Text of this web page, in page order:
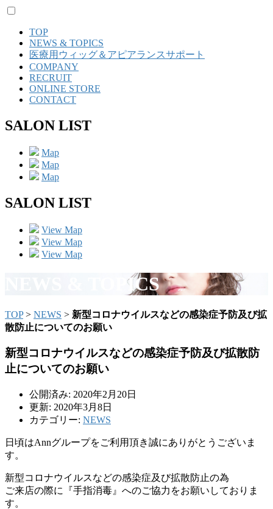
TOP
NEWS & TOPICS
医療用ウィッグ＆アピアランスサポート
COMPANY
RECRUIT
ONLINE STORE
CONTACT
SALON LIST
Map
Map
Map
SALON LIST
View Map
View Map
View Map
NEWS & TOPICS
TOP> NEWS > 新型コロナウイルスなどの感染症予防及び拡
散防止についてのお願い
新型コロナウイルスなどの感染症予防及び拡散防
止についてのお願い
公開済み: 2020年2月20日
更新: 2020年3月8日
カテゴリー: NEWS
日頃はAnnグループをご利用頂き誠にありがとうございま
す。
新型コロナウイルスなどの感染症及び拡散防止の為
ご来店の際に『手指消毒』へのご協力をお願いしておりま
す。